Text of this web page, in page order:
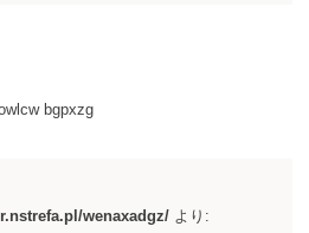
bgpxzg
wenaxadgz/ より: